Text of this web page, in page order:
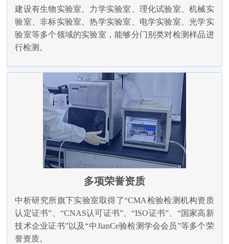
建设有生物实验室、力学实验室、理化试验室、机械实
验室、非标实验室、热学实验室、电学实验室、光学实
验室等多个领域的实验室，能够分门别类对检测样品进
行检测。
多项荣誉资质
中析研究所旗下实验室取得了“CMA检验检测机构资质
认定证书”、“CNAS认可证书”、“ISO证书”、“国家高新
技术企业证书”以及“中JianCe验检测学会会员”等多个荣
誉资质。